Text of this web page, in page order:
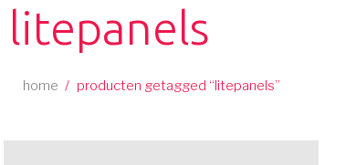
litepanels
home / producten getagged “litepanels”